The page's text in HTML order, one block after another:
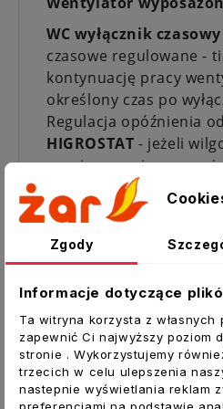
WC wyłącznik czasowy
czasowe regulowane -
kontynuację pracy
określony czas po
Regulacja opóźnienia
HIGROSTAT - jeżeli
pomieszczeniu
czujniku wartość 60-
automatycznie włączy
wymaganego
wyłącza się.
Dołączona
powstawaniu ciągu
zabezpiecza przed
zewnątrz,również
Zgody
Informacje dotyczące
Ta witryna korzysta z
zapewnić Ci najwyższy poziom
stronie . Wykorzystujemy
trzecich w celu ulepszenia
nastepnie wyświetlania reklam
preferencjami na podstawie